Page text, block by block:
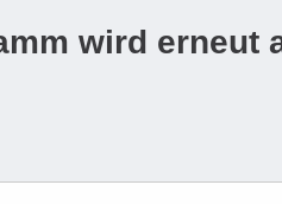
wird erneut